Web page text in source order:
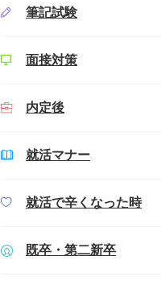
筆記試験
面接対策
内定後
就活マナー
就活で辛くなった時
既卒・第二新卒